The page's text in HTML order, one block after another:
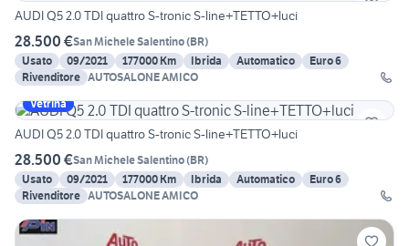
AUDI Q5 2.0 TDI quattro S-tronic S-line+TETTO+luci
28.500 €San Michele Salentino(BR)
Usato
09/2021 177000 Km Ibrida Automatico
Euro 6
Rivenditore AUTOSALONE AMICO
Vetrina
AUDI Q5 2.0 TDI quattro S-tronic S-line+TETTO+luci
28.500 €San Michele Salentino(BR)
Usato
09/2021 177000 Km Ibrida Automatico
Euro 6
Rivenditore AUTOSALONE AMICO